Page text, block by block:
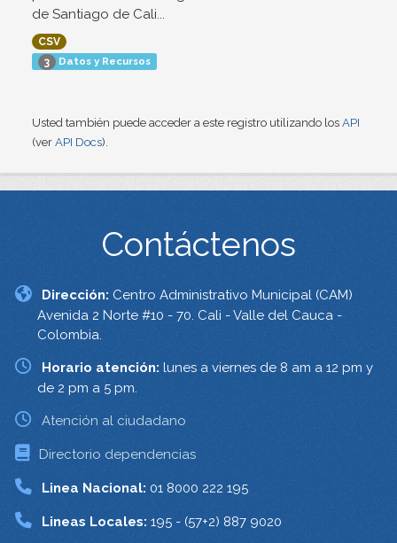
de Santiago de Cali...
CSV
3 Datos y Recursos
Usted también puede acceder a este registro utilizando los API
(ver API Docs).
Contáctenos
Dirección: Centro Administrativo Municipal (CAM)
Avenida 2 Norte #10 - 70. Cali - Valle del Cauca -
Colombia.
Horario atención: lunes a viernes de 8 am a 12 pm y
de 2 pm a 5 pm.
Atención al ciudadano
Directorio dependencias
Linea Nacional: 01 8000 222 195
Lineas Locales: 195 - (57+2) 887 9020